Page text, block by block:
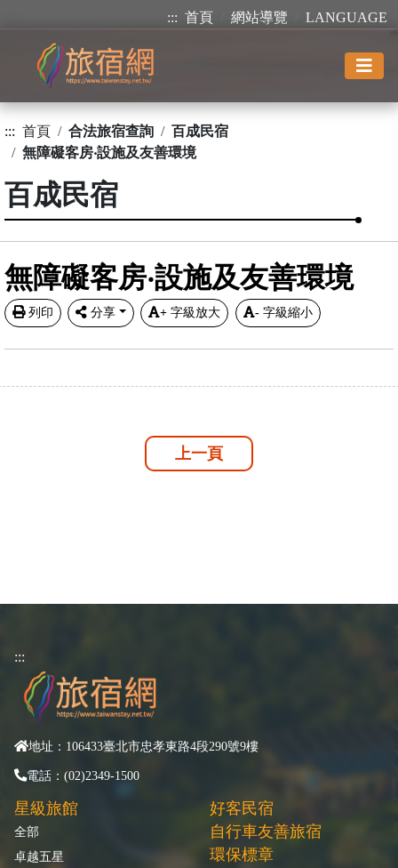
::: 首頁 網站導覽 LANGUAGE
::: 首頁 合法旅宿查詢
百成民宿
無障礙客房‧設施及友善環境
百成民宿
無障礙客房‧設施及友善環境
列印 分享 + 字級放大 - 字級縮小
上一頁
:::
地址：106433臺北市忠孝東路4段290號9樓
電話：(02)2349-1500
星級旅館
全部
卓越五星
好客民宿
自行車友善旅宿
環保標章